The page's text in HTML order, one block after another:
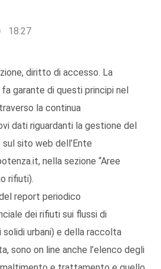
18:27
diritto di accesso. La
garante di questi principi nel
la continua
dati riguardanti la gestione del
sito web dell’Ente
nella sezione “Aree
rifiuti).
report periodico
dei rifiuti sui flussi di
solidi urbani) e della raccolta
sono on line anche l’elenco degli